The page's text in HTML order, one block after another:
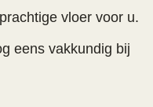
vloer voor u.
eens vakkundig bij